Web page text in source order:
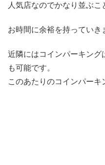
人気店なのでかなり並ぶこ
お時間に余裕を持っていき
近隣にはコインパーキング
も可能です。
このあたりのコインパーキ